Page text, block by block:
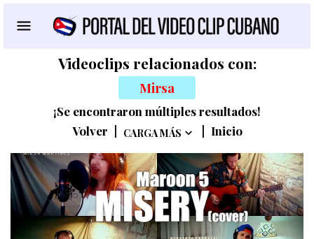
Videoclips relacionados con:
Mirsa
¡Se encontraron múltiples resultados!
Volver
CARGA MÁS Inicio